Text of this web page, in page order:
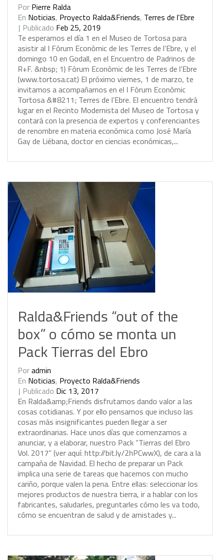
Por Pierre Ralda
En Noticias, Proyecto Ralda&Friends, Terres de l'Ebre
Publicado Feb 25, 2019
Te esperamos el día 1 en el Museo de Tortosapara
asistiral I Fòrum Econòmicde les Terres de l’Ebre, yel
domingo 10 en Godall, en el Encuentro de Padrinos de
R+F. &nbsp; 1) Fòrum Econòmicde les Terres de l’Ebre
(www.tortosa.cat) El próximo viernes, 1 de marzo, te
invitamos aacompañarnos en el I Fòrum Econòmic
Tortosa&#8211; Terres de l’Ebre. El encuentro tendrá
lugaren el Recinto Modernistadel Museo de Tortosay
contarácon lapresenciade expertos yconferenciantes
de renombre en materiaeconómicacomo José María
Gayde Liébana, doctoren ciencias económicas,...
Ralda&Friends “out of the
box” o cómo se monta un
Pack Tierras del Ebro
Poradmin
En Noticias, Proyecto Ralda&Friends
Publicado Dic 13, 2017
En Ralda&amp;Friends disfrutamos dando valoralas
cosas cotidianas. Yporello pensamos que incluso las
cosas más insignificantes pueden llegara ser
extraordinarias. Hace unos días que comenzamos a
anunciar, yaelaborar, nuestro Pack “Tierras del Ebro
Vol. 2017”(veraquí: http://bit.ly/2hPCwwX), de caraala
campañade Navidad. El hecho de prepararun Pack
implicauna serie de tareas que hacemos con mucho
cariño, porque valen lapena. Entre ellas: seleccionarlos
mejores productos de nuestra tierra, irahablarcon los
fabricantes, saludarles, preguntarles cómo les va todo,
cómo se encuentran de salud yde amistades y...